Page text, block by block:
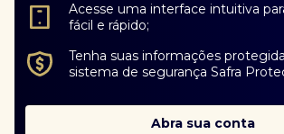
Acesse uma interface intuitiva
fácil e rápido;
Tenha suas informações
sistema de segurança Safra
Abra sua conta